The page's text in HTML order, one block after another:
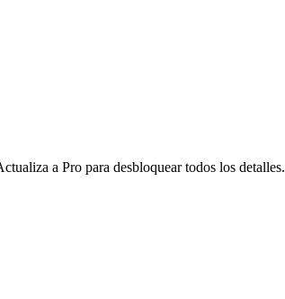
a Pro para desbloquear todos los detalles.